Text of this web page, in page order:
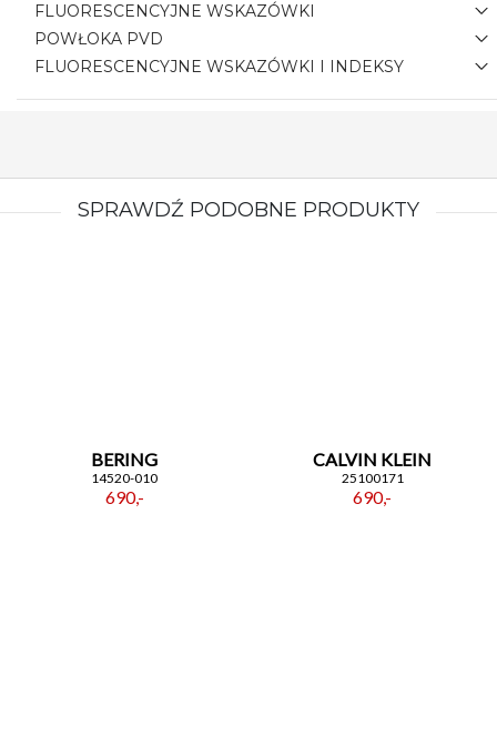
FLUORESCENCYJNE WSKAZÓWKI
POWŁOKA PVD
FLUORESCENCYJNE WSKAZÓWKI I INDEKSY
SPRAWDŹ PODOBNE PRODUKTY
BERING
14520-010
690,-
CALVIN KLEIN
25100171
690,-